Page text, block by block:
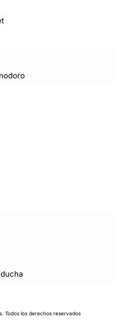
Todos los derechos reservados